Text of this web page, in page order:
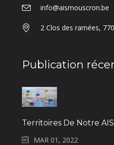
info@aismouscron.be
2 Clos des ramées,
Publication
Territoires De Notre AIS
MAR 01, 2022